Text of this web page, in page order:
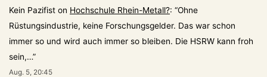
Kein Pazifist on Hochschule Rhein-Metall?: “Ohne
Rüstungsindustrie, keine Forschungsgelder. Das war schon
immer so und wird auch immer so bleiben. Die HSRW kann froh
sein,…”
Aug. 5, 20:45